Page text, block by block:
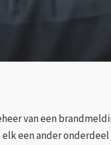
van een
elk een ander